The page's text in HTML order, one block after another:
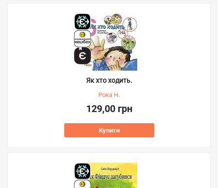
Як хто ходить.
Рока Н.
129,00 грн
Купити